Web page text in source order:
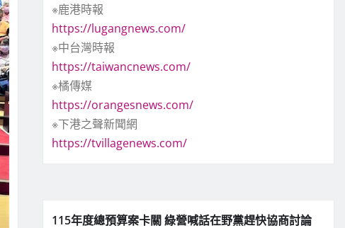
※鹿港時報
https://lugangnews.com/
※中台灣時報
https://taiwancnews.com/
※橘傳媒
https://orangesnews.com/
※下港之聲新聞網
https://tvillagenews.com/
115年度總預算案卡關 綠營喊話在野黨趕快協商討論